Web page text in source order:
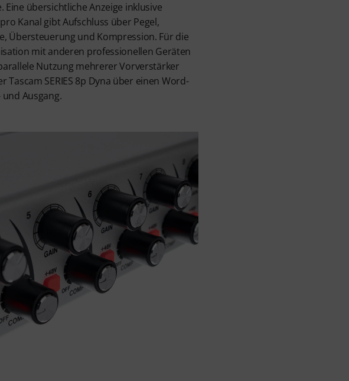
Eine übersichtliche Anzeige inklusive
Kanal gibt Aufschluss über Pegel,
Übersteuerung und Kompression. Für die
mit anderen professionellen Geräten
Nutzung mehrerer Vorverstärker
Tascam SERIES 8p Dyna über einen Word-
und Ausgang.